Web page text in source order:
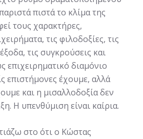
πιστά το κλίμα της
τους χαρακτήρες,
τις φιλοδοξίες, τις
τις συγκρούσεις και
επιχειρηματικό διαμόνιο
επιστήμονες έχουμε, αλλά
και η μισαλλοδοξία δεν
Η υπενθύμιση είναι καίρια.
στο ότι ο Κώστας